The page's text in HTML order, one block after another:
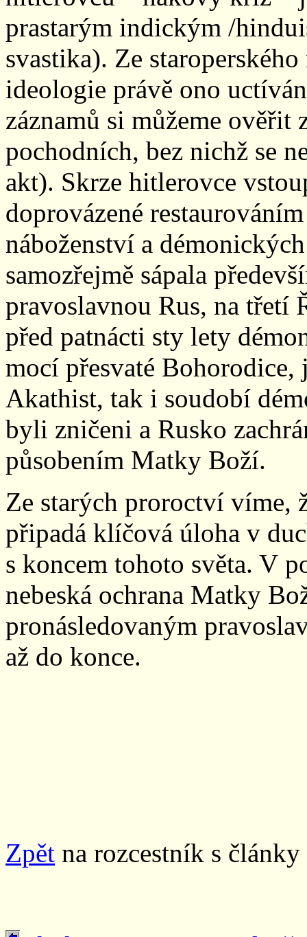
prastarým indickým /
svastika). Ze
ideologie právě ono
záznamů si můžeme
pochodních, bez nichž se
akt). Skrze hitlerovce
doprovázené
náboženství a
samozřejmě sápala
pravoslavnou Rus, na třetí
před patnácti sty lety
mocí přesvaté
Akathist, tak i soudobí
byli zničeni a Rusko
působením Matky Boží.
Ze starých proroctví víme,
připadá klíčová úloha v
s koncem tohoto světa. V
nebeská ochrana Matky
pronásledovaným
až do konce.
Zpět na rozcestník s